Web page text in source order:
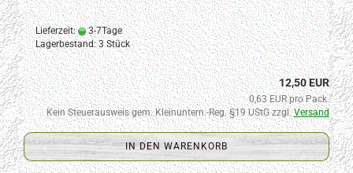
Lieferzeit:
3-7Tage
Lagerbestand: 3 Stück
12,50 EUR
0,63 EUR pro Pack.
Kein Steuerausweis gem. Kleinuntern.-Reg. §19 UStG zzgl.Versand
IN DEN WARENKORB